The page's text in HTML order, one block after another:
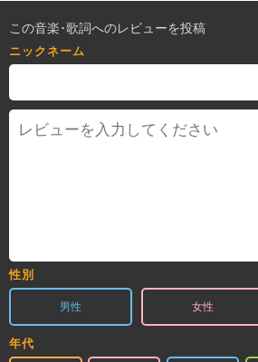
この音楽･歌詞へのレビューを投稿
ニックネーム
性別
男性 女性
年代